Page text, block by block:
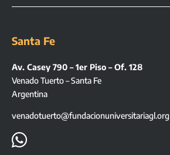
Santa Fe
Av. Casey 790 – 1er Piso – Of. 128
Venado Tuerto – Santa Fe
Argentina
venadotuerto@fundacionuniversitariagl.org
